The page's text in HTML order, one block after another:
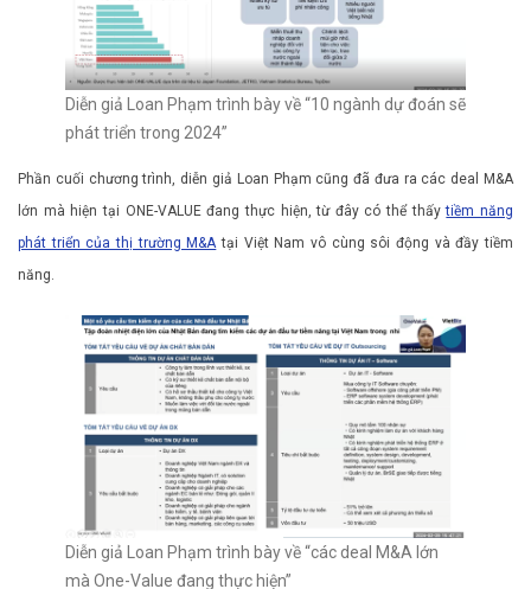
Diễn giả Loan Phạm trình bày về “10 ngành dự đoán sẽ
phát triển trong 2024”
Phần cuối chương trình, diễn giả Loan Phạm cũng đã đưa ra các deal M&A
lớn mà hiện tại ONE-VALUE đang thực hiện, từ đây có thể thấytiềm năng
phát triển của thị trường M&A tại Việt Nam vô cùng sôi động và đầy tiềm
năng.
Diễn giả Loan Phạm trình bày về “các deal M&A lớn
mà One-Value đang thực hiện”